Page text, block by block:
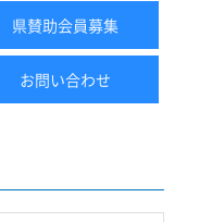
県賛助会員募集
お問い合わせ